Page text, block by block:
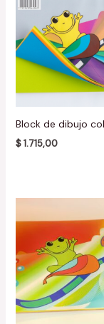
Block de dibujo
$1.715,00